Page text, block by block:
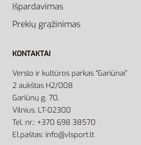
Išpardavimas
Prekių grąžinimas
KONTAKTAI
Verslo ir kultūros parkas “Gariūnai”
2 aukštas H2/008
Gariūnų g. 70,
Vilnius, LT-02300
Tel. nr.: +370 698 38570
El.paštas: info@vlsport.lt